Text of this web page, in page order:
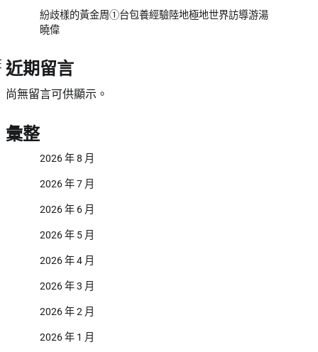
紛歧樣的黃金周①台包養經驗陸地極地世界訪導游湯
曉偉
近期留言
尚無留言可供顯示。
彙整
2026 年 8 月
2026 年 7 月
2026 年 6 月
2026 年 5 月
2026 年 4 月
2026 年 3 月
2026 年 2 月
2026 年 1 月